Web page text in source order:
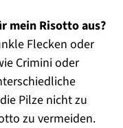
mein Risotto aus?
Flecken oder
Crimini oder
Pilze nicht zu
zu vermeiden.